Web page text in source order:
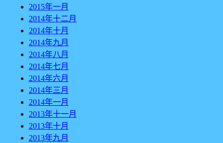
2015年一月
2014年十二月
2014年十月
2014年九月
2014年八月
2014年七月
2014年六月
2014年三月
2014年一月
2013年十一月
2013年十月
2013年九月